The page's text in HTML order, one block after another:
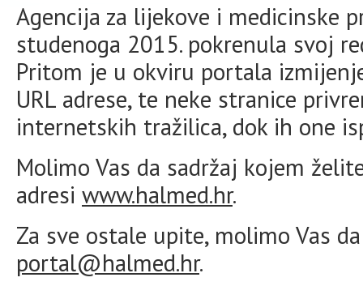
Agencija za lijekove i medicinske
studenoga 2015. pokrenula svoj
Pritom je u okviru portala
URL adrese, te neke stranice
internetskih tražilica, dok ih one
Molimo Vas da sadržaj kojem
adresi www.halmed.hr.
Za sve ostale upite, molimo Vas
portal@halmed.hr.